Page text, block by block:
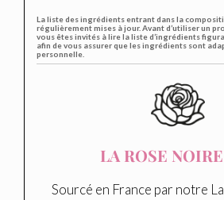
La liste des ingrédients entrant dans la
régulièrement mises à jour. Avant d’utiliser un
vous êtes invités à lire la liste d’ingrédients
afin de vous assurer que les ingrédients sont
personnelle.
LA ROSE
Sourcé en France par notre